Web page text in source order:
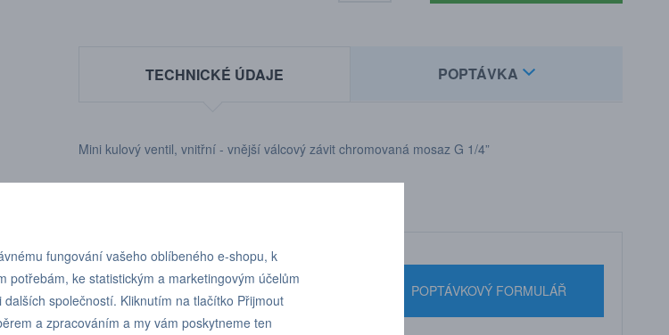
TECHNICKÉ ÚDAJE POPTÁVKA
Mini kulový ventil, vnitřní - vnější válcový závit chromovaná mosaz G 1/4”
+420 731 517 942 POPTÁVKOVÝ FORMULÁŘ
fungování vašeho oblíbeného e-shopu, k
potřebám, ke statistickým a marketingovým účelům
i dalších společností. Kliknutím na tlačítko Přijmout
a zpracováním a my vám poskytneme ten